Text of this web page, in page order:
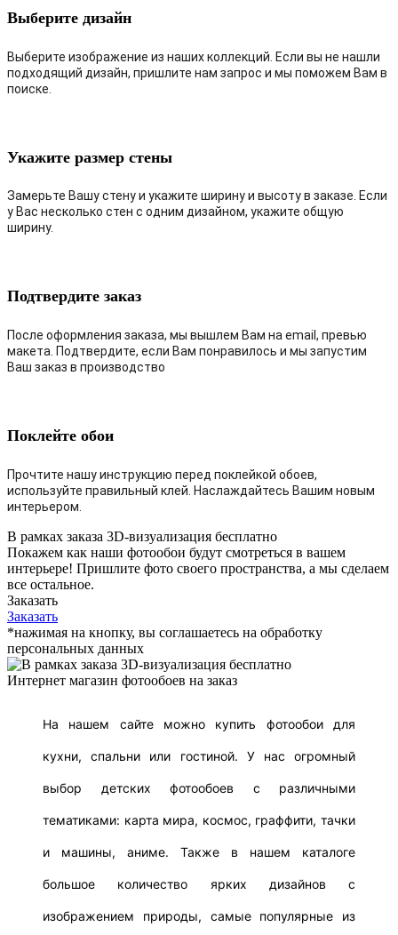
Выберите дизайн
Выберите изображение из наших коллекций. Если вы не нашли
подходящий дизайн, пришлите нам запрос и мы поможем Вам в
поиске.
Укажите размер стены
Замерьте Вашу стену и укажите ширину и высоту в заказе. Если
у Вас несколько стен с одним дизайном, укажите общую
ширину.
Подтвердите заказ
После оформления заказа, мы вышлем Вам на email, превью
макета. Подтвердите, если Вам понравилось и мы запустим
Ваш заказ в производство
Поклейте обои
Прочтите нашу инструкцию перед поклейкой обоев,
используйте правильный клей. Наслаждайтесь Вашим новым
интерьером.
В рамках заказа 3D-визуализация бесплатно
Покажем как наши фотообои будут смотреться в вашем
интерьере! Пришлите фото своего пространства, а мы сделаем
все остальное.
Заказать
Заказать
*нажимая на кнопку, вы соглашаетесь на обработку
персональных данных
Интернет магазин фотообоев на заказ
На нашем сайте можно купить фотообои для
кухни, спальни или гостиной. У нас огромный
выбор детских фотообоев с различными
тематиками: карта мира, космос, граффити, тачки
и машины, аниме. Также в нашем каталоге
большое количество ярких дизайнов с
изображением природы, самые популярные из